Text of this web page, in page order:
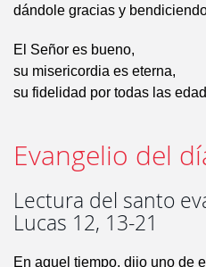
dándole gracias y
El Señor es bueno,
su misericordia es eterna,
su fidelidad por todas las
Evangelio del
Lectura del santo
Lucas 12, 13-21
En aquel tiempo, dijo uno de